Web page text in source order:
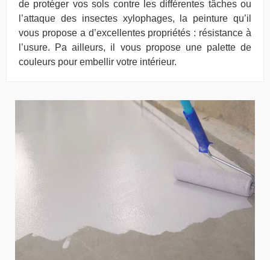
de protéger vos sols contre les différentes tâches ou
l’attaque des insectes xylophages, la peinture qu’il
vous propose a d’excellentes propriétés : résistance à
l’usure. Pa ailleurs, il vous propose une palette de
couleurs pour embellir votre intérieur.